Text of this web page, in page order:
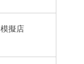
模擬店